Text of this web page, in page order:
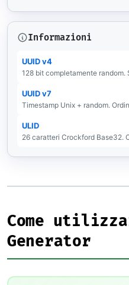
Informazioni
UUID v4
128 bit completamente random.
UUID v7
Timestamp Unix + random.
ULID
26 caratteri Crockford Base32.
Come
Generator